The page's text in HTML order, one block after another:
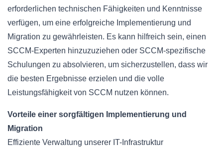
erforderlichen technischen Fähigkeiten und Kenntnisse
verfügen, um eine erfolgreiche Implementierung und
Migration zu gewährleisten. Es kann hilfreich sein, einen
SCCM-Experten hinzuzuziehen oder SCCM-spezifische
Schulungen zu absolvieren, um sicherzustellen, dass wir
die besten Ergebnisse erzielen und die volle
Leistungsfähigkeit von SCCM nutzen können.
Vorteile einer sorgfältigen Implementierung und
Migration
Effiziente Verwaltung unserer IT-Infrastruktur